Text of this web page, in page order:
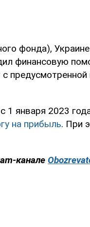
фонда), Украине
финансовую
1 января 2023
на прибыль. При
канале